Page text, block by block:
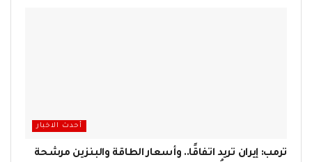
أحدث الاخبار
ترمب: إيران تريد اتفاقًا.. وأسعار الطاقة والبنزين مرشحة